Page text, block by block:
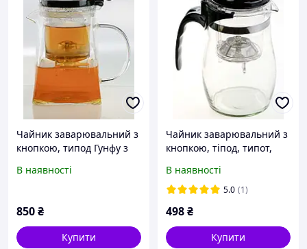
Чайник заварювальний з
кнопкою, типод Гунфу з
термоскло вибір об'єму
В наявності
850₴
Купити
Чайник заварювальний з
кнопкою, тіпод, типот,
750 мл, 1л
В наявності
5.0 (1)
498₴
Купити